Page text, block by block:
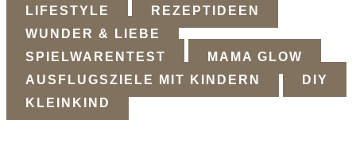
LIFESTYLE
REZEPTIDEEN
WUNDER & LIEBE
SPIELWARENTEST
MAMA GLOW
AUSFLUGSZIELE MIT KINDERN
DIY
KLEINKIND